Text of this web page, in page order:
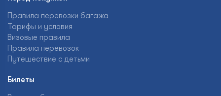
Правила перевозки багажа
Тарифы и условия
Визовые правила
Правила перевозок
Путешествие с детьми
Билеты